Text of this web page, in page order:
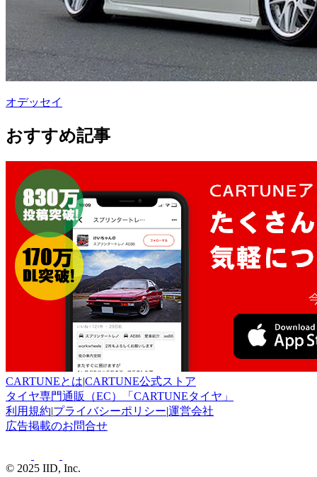
オデッセイ
おすすめ記事
CARTUNEとは|CARTUNE公式ストア
タイヤ専門通販（EC）「CARTUNEタイヤ」
利用規約|プライバシーポリシー|運営会社
広告掲載のお問合せ
© 2025 IID, Inc.